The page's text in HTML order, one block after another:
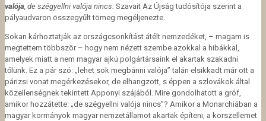
valója , de szégyellni valója nincs. Szavait Az Újság tudósítója szerint a
pályaudvaron összegyűlt tömeg megéljenezte.
Sokan kárhoztatják az országcsonkítást átélt nemzedéket, – magam is
megtettem többször – hogy nem nézett szembe azokkal a hibákkal,
amelyek miatt a nem magyar ajkú polgártársaink el akartak szakadni
tőlünk. Ez a pár szó: „lehet sok megbánni valója” talán elsikkadt már ott a
párizsi vonat megérkezésekor, de elhangzott, s éppen a szlovákok által
közellenségnek tekintett Apponyi szájából. Mire gondolhatott a gróf,
amikor hozzátette: „de szégyellni valója nincs”? Amikor a Monarchiában a
magyar kormányok magyar nemzetállamot akartak építeni, a korszellemet